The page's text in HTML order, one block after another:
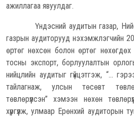
ажиллагаа явуулдаг.
Үндэсний аудитын газар,
газрын аудиторууд нэхэмжлэгчийн
өртөг нөхсөн болон өртөг
тосны экспорт, борлуулалтын
нийцлийн аудитыг гүйцэтгэж, “...
тайлагнаж, улсын төсөвт
төвлөрүүлсэн” хэмээн нөхөн
хүргүүлж, улмаар Ерөнхий аудиторын